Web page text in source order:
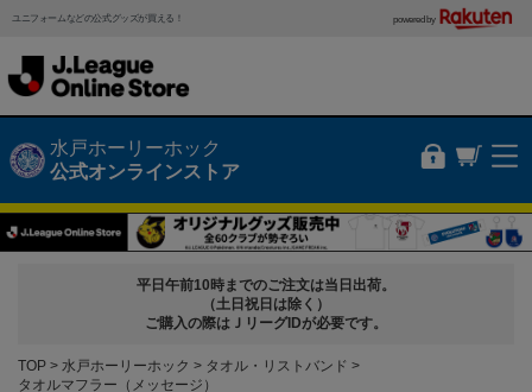
ユニフォームなどの公式グッズが買える！ powered by
水戸ホーリーホック
公式オンラインストア
平日午前10時までのご注文は当日出荷。
（土日祝日は除く）
ご購入の際はＪリーグIDが必要です。
TOP 水戸ホーリーホック
タオル・リストバンド
タオルマフラー（メッセージ）